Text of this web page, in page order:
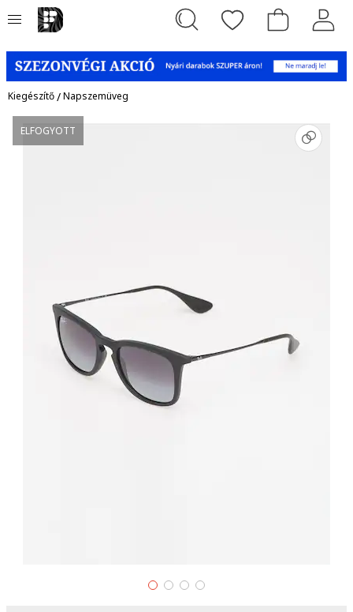
Kiegészítő/Napszemüveg
ELFOGYOTT